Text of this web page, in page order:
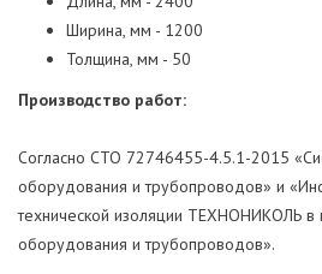
Ширина, мм - 1200
Толщина, мм - 50
Производство работ:
Согласно СТО 72746455-4.5.1-2015
оборудования и трубопроводов» и
технической изоляции ТЕХНОНИКОЛЬ в
оборудования и трубопроводов».